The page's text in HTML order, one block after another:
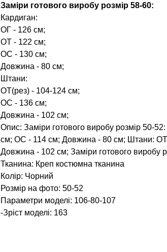
Заміри готового виробу розмір 58-60:
Кардиган:
ОГ - 126 см;
ОТ - 122 см;
ОС - 130 см;
Довжина - 80 см;
Штани:
ОТ(рез) - 104-124 см;
ОС - 136 см;
Довжина - 102 см;
Опис: Заміри готового виробу розмір 50-
см; ОС - 114 см; Довжина - 80 см; Штани:
Довжина - 102 см; Заміри готового виробу
Тканина: Креп костюмна тканина
Колір: Чорний
Розмір на фото: 50-52
Параметри моделі: 106-80-107
-Зріст моделі: 163